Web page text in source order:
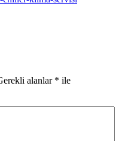
alanlar * ile